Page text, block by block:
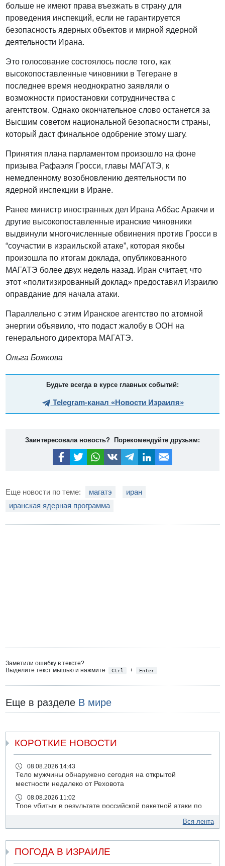
больше не имеют права въезжать в страну для
проведения инспекций, если не гарантируется
безопасность ядерных объектов и мирной ядерной
деятельности Ирана.
Это голосование состоялось после того, как
высокопоставленные чиновники в Тегеране в
последнее время неоднократно заявляли о
возможности приостановки сотрудничества с
агентством. Однако окончательное слово останется за
Высшим советом национальной безопасности страны,
который даст финальное одобрение этому шагу.
Принятия плана парламентом произошло на фоне
призыва Рафаэля Гросси, главы МАГАТЭ, к
немедленному возобновлению деятельности по
ядерной инспекции в Иране.
Ранее министр иностранных дел Ирана Аббас Аракчи и
другие высокопоставленные иранские чиновники
выдвинули многочисленные обвинения против Гросси в
“соучастии в израильской атаке”, которая якобы
произошла по итогам доклада, опубликованного
МАГАТЭ более двух недель назад. Иран считает, что
этот «политизированный доклад» предоставил Израилю
оправдание для начала атаки.
Параллельно с этим Иранское агентство по атомной
энергии объявило, что подаст жалобу в ООН на
генерального директора МАГАТЭ.
Ольга Божкова
Будьте всегда в курсе главных событий:
Telegram-канал «Новости Израиля»
Заинтересовала новость? Порекомендуйте друзьям:
Еще новости по теме: магатэ
иран
иранская ядерная программа
Заметили ошибку в тексте?
Выделите текст мышью и нажмите
Ctrl + Enter
Еще в разделе В мире
КОРОТКИЕ НОВОСТИ
08.08.2026 14:43
Тело мужчины обнаружено сегодня на открытой
местности недалеко от Реховота
08.08.2026 11:02
Трое убитых в результате российской ракетной атаки по
07.08.2026 20:43
07.08.2026 20:41
Ynet: "Хизбалла" запустила БПЛА со взрывчаткой по
Вся лента
ПОГОДА В ИЗРАИЛЕ